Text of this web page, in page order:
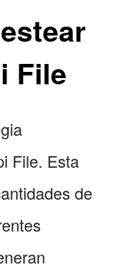
File
File. Esta
de